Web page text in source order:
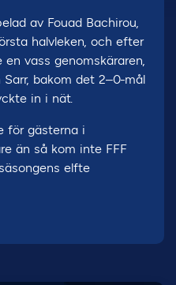
av Fouad Bachirou,
halvleken, och efter
vass genomskäraren,
bakom det 2–0-mål
in i nät.
för gästerna i
än så kom inte FFF
elfte